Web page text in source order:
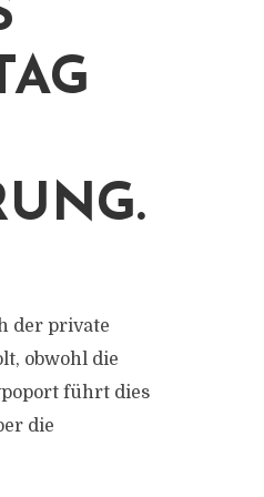
der private
obwohl die
führt dies
die